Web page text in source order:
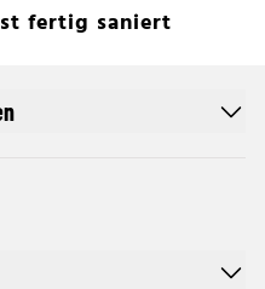
fertig saniert